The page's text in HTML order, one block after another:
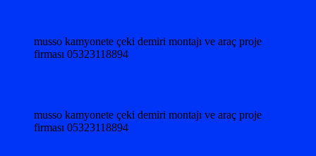
musso kamyonete çeki demiri montajı ve araç proje
firması 05323118894
musso kamyonete çeki demiri montajı ve araç proje
firması 05323118894